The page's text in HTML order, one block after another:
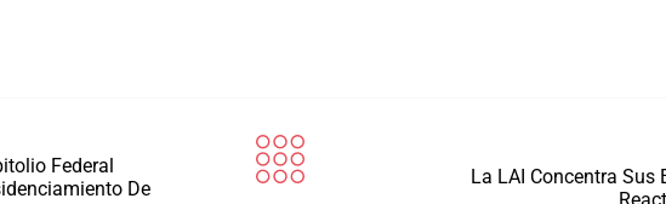
Federal
De
La LAI Concentra Sus